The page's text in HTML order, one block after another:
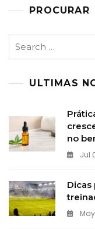
PROCURAR
ULTIMAS
no
Jul
Dicas